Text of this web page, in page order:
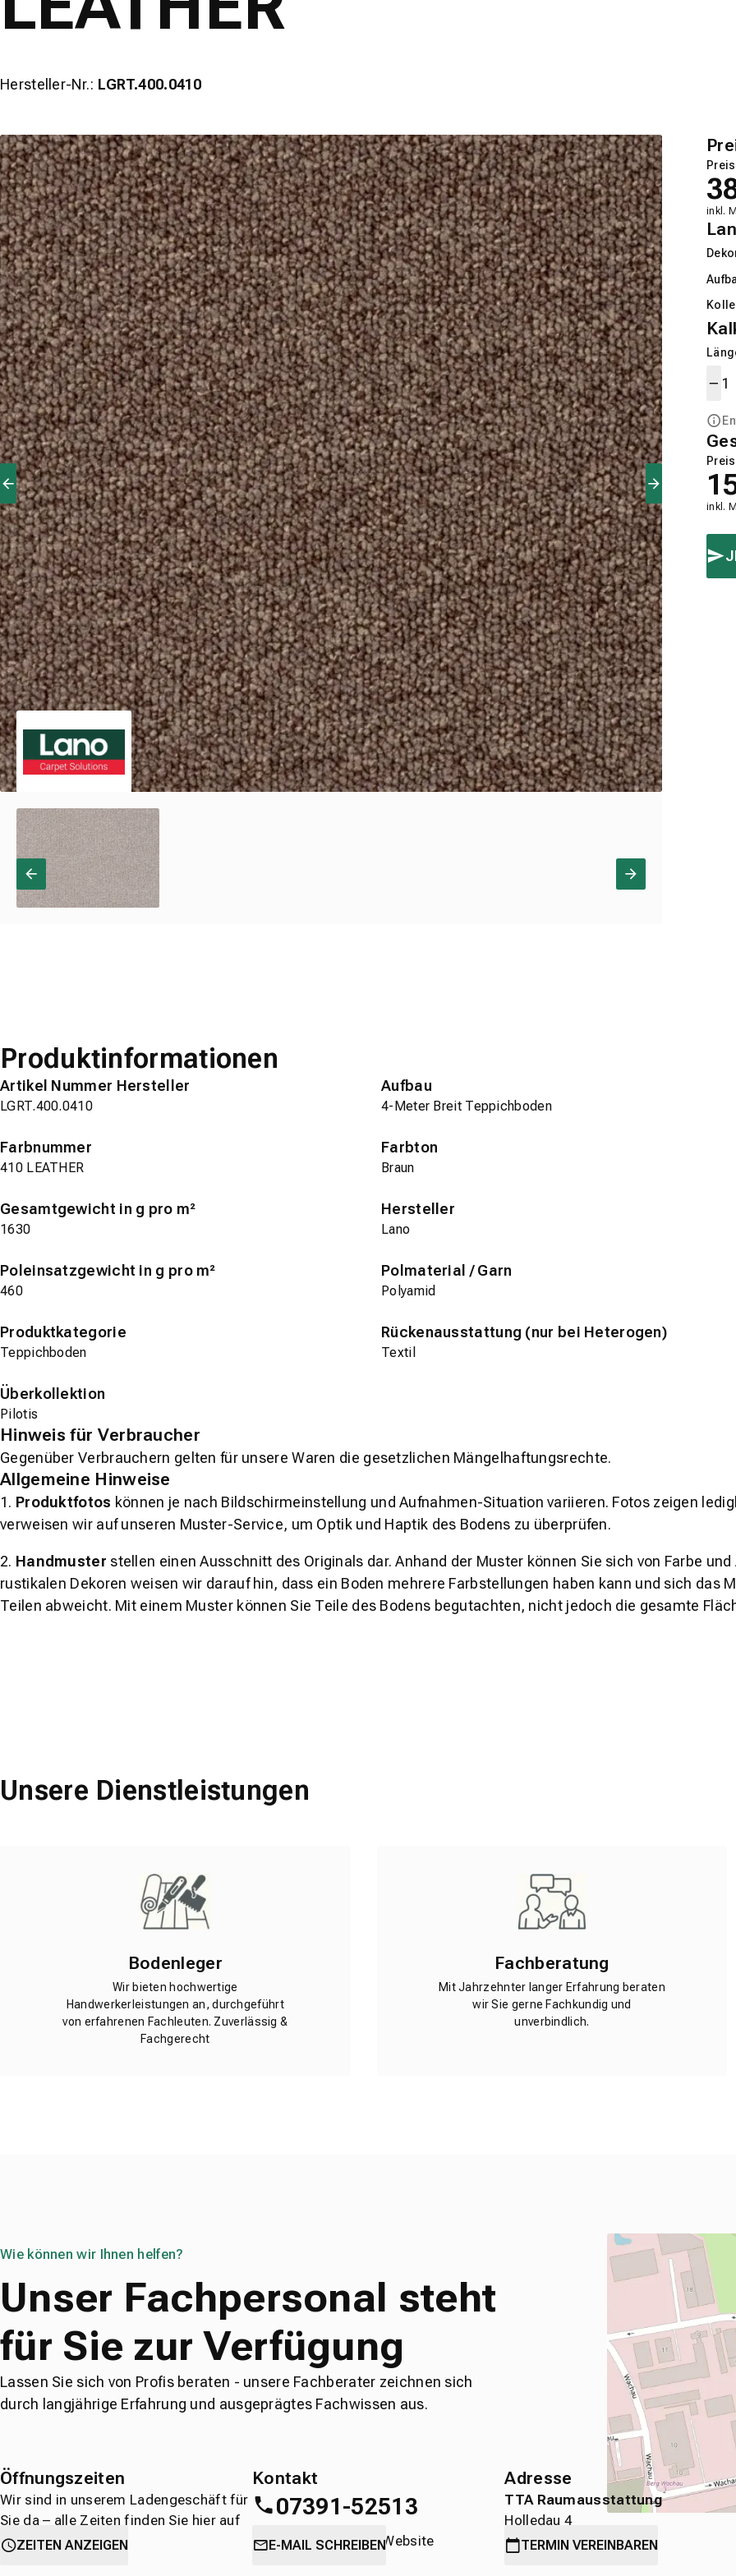
Hersteller-Nr.: LGRT.400.0410
inkl.
Preis
inkl.
Produktinformationen
Artikel Nummer Hersteller
LGRT.400.0410
Aufbau
4-Meter Breit Teppichboden
Farbnummer
410 LEATHER
Farbton
Braun
Gesamtgewicht in g pro m²
1630
Hersteller
Lano
Poleinsatzgewicht in g pro m²
460
Polmaterial / Garn
Polyamid
Produktkategorie
Teppichboden
Rückenausstattung (nur bei Heterogen)
Textil
Überkollektion
Pilotis
Hinweis für Verbraucher
Gegenüber Verbrauchern gelten für unsere Waren die gesetzlichen Mängelhaftungsrechte.
Allgemeine Hinweise
1. Produktfotos können je nach Bildschirmeinstellung und Aufnahmen-Situation variieren. Fotos zeigen
verweisen wir auf unseren Muster-Service, um Optik und Haptik des Bodens zu überprüfen.
2. Handmuster stellen einen Ausschnitt des Originals dar. Anhand der Muster können Sie sich von Farbe
rustikalen Dekoren weisen wir darauf hin, dass ein Boden mehrere Farbstellungen haben kann und sich das
Teilen abweicht. Mit einem Muster können Sie Teile des Bodens begutachten, nicht jedoch die gesamte
Unsere Dienstleistungen
Bodenleger
Wir bieten hochwertige
Handwerkerleistungen an, durchgeführt
von erfahrenen Fachleuten. Zuverlässig &
Fachgerecht
Fachberatung
Mit Jahrzehnter langer Erfahrung beraten
wir Sie gerne Fachkundig und
unverbindlich.
Wie können wir Ihnen helfen?
Unser Fachpersonal steht
für Sie zur Verfügung
Lassen Sie sich von Profis beraten - unsere Fachberater zeichnen sich
durch langjährige Erfahrung und ausgeprägtes Fachwissen aus.
Öffnungszeiten
Wir sind in unserem Ladengeschäft für
Sie da – alle Zeiten finden Sie hier auf
einen Blick.
ZEITEN ANZEIGEN
Kontakt
07391-52513
oderdirekt über die Website
E-MAIL SCHREIBEN
Adresse
TTA Raumausstattung
Holledau 4
89584 Ehingen
TERMIN VEREINBAREN